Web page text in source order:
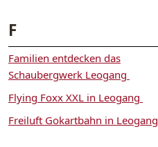
F
Familien entdecken das
Schaubergwerk Leogang
Flying Foxx XXL in Leogang
Freiluft Gokartbahn in Leogang